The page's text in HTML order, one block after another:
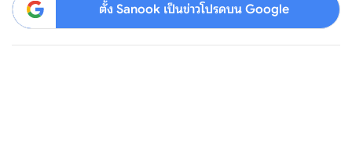
ตั้ง Sanook เป็นข่าวโปรดบน Google